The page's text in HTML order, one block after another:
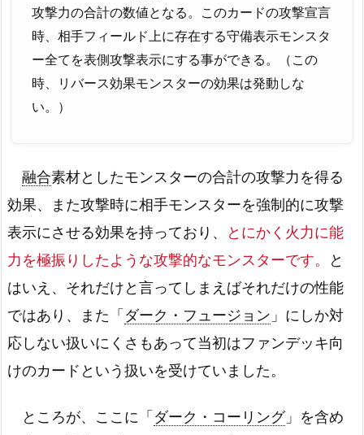
攻撃力の合計の数値となる。このカードの攻撃宣言
時、相手フィールド上に存在する守備表示モンスタ
ー全てを表側攻撃表示にする事ができる。（この
時、リバース効果モンスターの効果は発動しな
い。）
融合素材としたモンスターの合計の攻撃力を得る
効果、また攻撃時に相手モンスターを強制的に攻撃
表示にさせる効果を持っており、
とにかく火力に能
力を極振りしたような攻撃的なモンスターです。
と
はいえ、それだけと言ってしまえばそれだけの性能
ではあり、また「 ダーク・フュージョン 」にしか対
応しない扱いにくさもあって当初はファンデッキ向
けのカードという扱いを受けていました。
ところが、ここに「 ダーク・コーリング」を含め